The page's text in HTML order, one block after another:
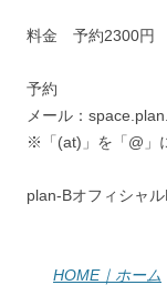
料金 予約2300円
予約
メール：
※「(at)」を「@」
plan-Bオフィシャ
HOME｜ホーム